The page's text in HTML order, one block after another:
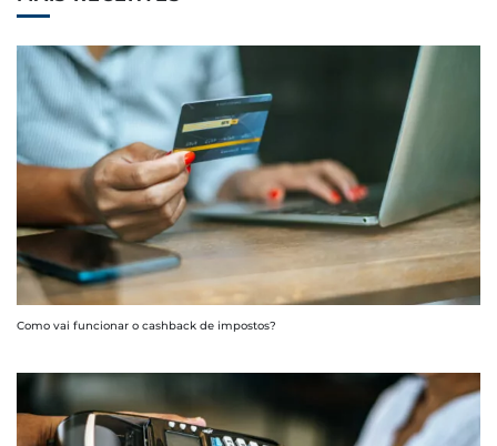
Como vai funcionar o cashback de impostos?